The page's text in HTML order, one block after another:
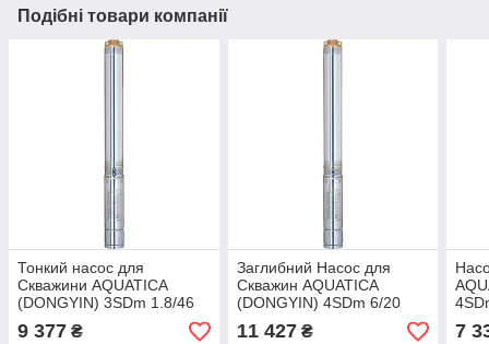
Подібні товари компанії
Тонкий насос для
Скважини AQUATICA
(DONGYIN) 3SDm 1.8/46
777106
9 377 ₴
Заглибний Насос для
Скважин AQUATICA
(DONGYIN) 4SDm 6/20
777144
11 427₴ 7